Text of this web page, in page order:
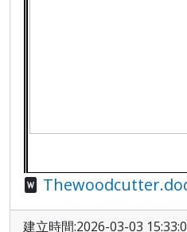
建立時間:2026-03-03